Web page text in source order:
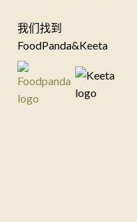
我们找到
FoodPanda&Keeta